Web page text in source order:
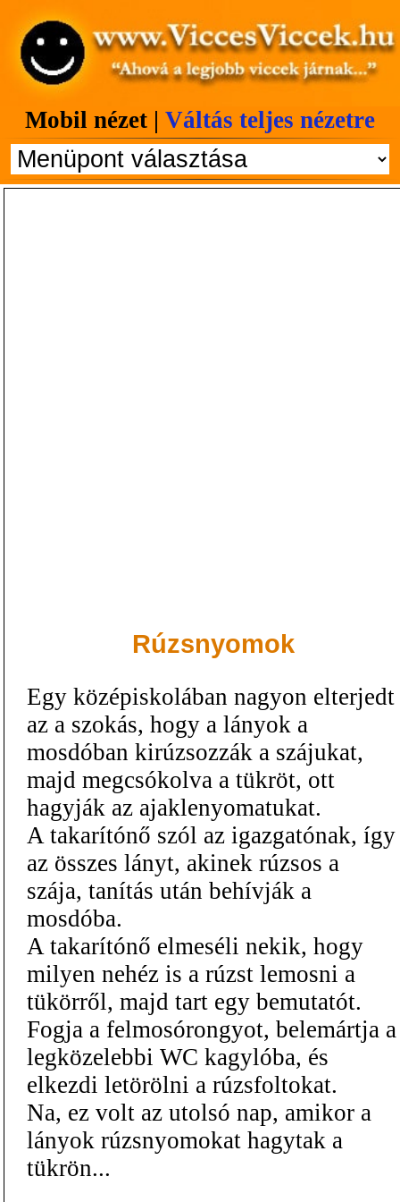
Mobil nézet | Váltás teljes nézetre
Rúzsnyomok
Egy középiskolában nagyon elterjedt
az a szokás, hogy a lányok a
mosdóban kirúzsozzák a szájukat,
majd megcsókolva a tükröt, ott
hagyják az ajaklenyomatukat.
A takarítónő szól az igazgatónak, így
az összes lányt, akinek rúzsos a
szája, tanítás után behívják a
mosdóba.
A takarítónő elmeséli nekik, hogy
milyen nehéz is a rúzst lemosni a
tükörről, majd tart egy bemutatót.
Fogja a felmosórongyot, belemártja a
legközelebbi WC kagylóba, és
elkezdi letörölni a rúzsfoltokat.
Na, ez volt az utolsó nap, amikor a
lányok rúzsnyomokat hagytak a
tükrön...